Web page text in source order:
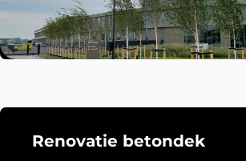
Renovatie betondek